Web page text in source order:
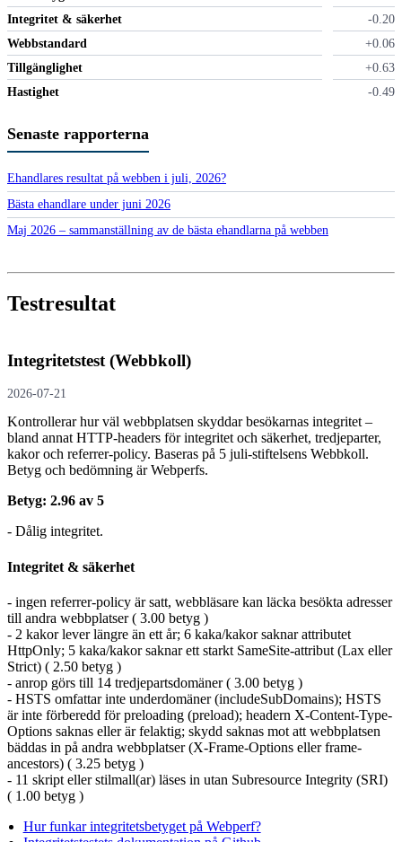
Integritet & säkerhet
-0.20
Webbstandard
+0.06
Tillgänglighet
+0.63
Hastighet
-0.49
Senaste rapporterna
Ehandlares resultat på webben i juli, 2026?
Bästa ehandlare under juni 2026
Maj 2026 – sammanställning av de bästa ehandlarna på webben
Testresultat
Integritetstest (Webbkoll)
2026-07-21
Kontrollerar hur väl webbplatsen skyddar besökarnas integritet –
bland annat HTTP-headers för integritet och säkerhet, tredjeparter,
kakor och referrer-policy. Baseras på 5 juli-stiftelsens Webbkoll.
Betyg och bedömning är Webperfs.
Betyg: 2.96 av 5
- Dålig integritet.
Integritet & säkerhet
- ingen referrer-policy är satt, webbläsare kan läcka besökta adresser
till andra webbplatser ( 3.00 betyg )
- 2 kakor lever längre än ett år; 6 kaka/kakor saknar attributet
HttpOnly; 5 kaka/kakor saknar ett starkt SameSite-attribut (Lax eller
Strict) ( 2.50 betyg )
- anrop görs till 14 tredjepartsdomäner ( 3.00 betyg )
- HSTS omfattar inte underdomäner (includeSubDomains); HSTS
är inte förberedd för preloading (preload); headern X-Content-Type-
Options saknas eller är felaktig; skydd saknas mot att webbplatsen
bäddas in på andra webbplatser (X-Frame-Options eller frame-
ancestors) ( 3.25 betyg )
- 11 skript eller stilmall(ar) läses in utan Subresource Integrity (SRI)
( 1.00 betyg )
Hur funkar integritetsbetyget på Webperf?